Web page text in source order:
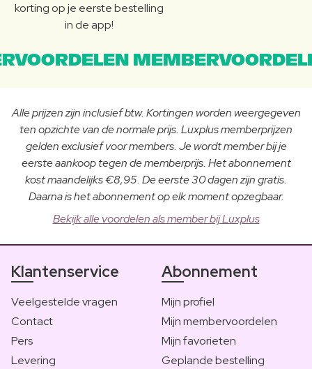
korting op je eerste bestelling
in de app!
Alle prijzen zijn inclusief btw. Kortingen worden weergegeven
ten opzichte van de normale prijs. Luxplus memberprijzen
gelden exclusief voor members. Je wordt member bij je
eerste aankoop tegen de memberprijs. Het abonnement
kost maandelijks €8,95. De eerste 30 dagen zijn gratis.
Daarna is het abonnement op elk moment opzegbaar.
Bekijk alle voordelen als member bij Luxplus
Klantenservice
Veelgestelde vragen
Contact
Pers
Levering
Abonnement
Mijn profiel
Mijn membervoordelen
Mijn favorieten
Geplande bestelling